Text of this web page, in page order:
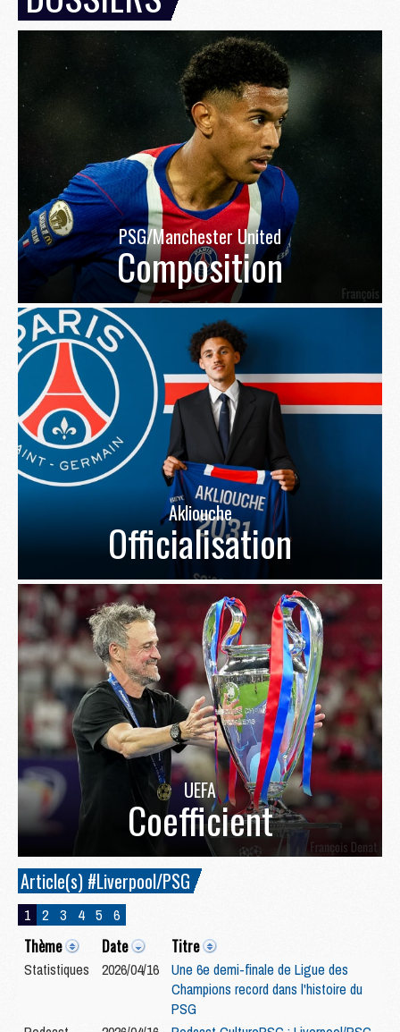
PSG/Manchester United
Composition
Akliouche
Officialisation
UEFA
Coefficient
Article(s) #Liverpool/PSG
1 2 3 4 5 6
Thème Date Titre
Statistiques 2026/04/16
Une 6e demi-finale de Ligue des
Champions record dans l'histoire du
PSG